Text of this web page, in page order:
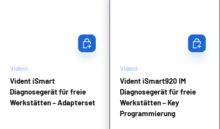
Vident
Vident iSmart
Diagnosegerät für freie
Werkstätten – Adapterset
In den Warenkorb
Vident
Vident iSmart920 IM
Diagnosegerät für freie
Werkstätten – Key
Programmierung
In den